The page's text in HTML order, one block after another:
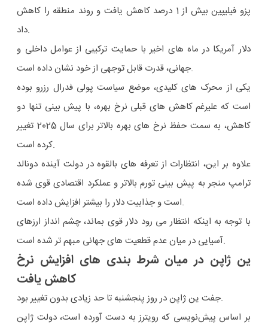
پزو فیلیپین بیش از 1 درصد کاهش یافت و روند منطقه را کاهش
داد.
دلار آمریکا در ماه های اخیر با حمایت ترکیبی از عوامل داخلی و
جهانی، قدرت قابل توجهی از خود نشان داده است.
یکی از محرک های کلیدی، موضع سیاست پولی فدرال رزرو بوده
است که علیرغم کاهش های قبلی نرخ بهره، با پیش بینی تنها دو
کاهش، به سمت حفظ نرخ های بهره بالاتر برای سال 2025 تغییر
کرده است.
علاوه بر این، انتظارات از تعرفه های بالقوه در دولت آینده دونالد
ترامپ منجر به پیش بینی تورم بالاتر و عملکرد اقتصادی قوی شده
است و جذابیت دلار را بیشتر افزایش داده است.
با توجه به اینکه انتظار می رود دلار قوی بماند، چشم انداز ارزهای
آسیایی در میان عدم قطعیت های جهانی مبهم تر شده است.
ین ژاپن در میان شرط بندی های افزایش نرخ
کاهش یافت
جفت ین ژاپن در روز پنجشنبه تا حد زیادی بدون تغییر بود.
بر اساس پیش‌نویسی که رویترز به دست آورده است، دولت ژاپن